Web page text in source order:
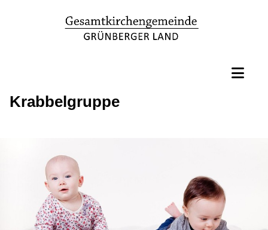
Krabbelgruppe